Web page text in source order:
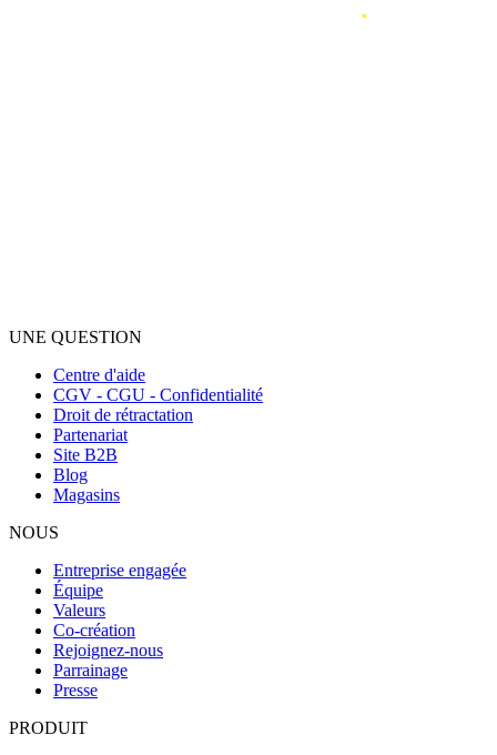
UNE QUESTION
Centre d'aide
CGV - CGU - Confidentialité
Droit de rétractation
Partenariat
Site B2B
Blog
Magasins
NOUS
Entreprise engagée
Équipe
Valeurs
Co-création
Rejoignez-nous
Parrainage
Presse
PRODUIT